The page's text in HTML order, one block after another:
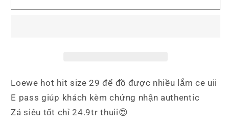
Túi
Túi
Loewe hot hit size 29 để đồ được nhiều lắm ce uii
E pass giúp khách kèm chứng nhận authentic
Zá siêu tốt chỉ 24.9tr thuii😍